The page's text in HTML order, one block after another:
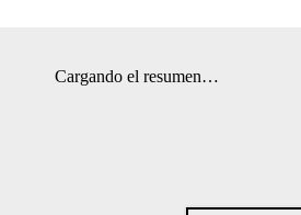
Cargando el resumen…